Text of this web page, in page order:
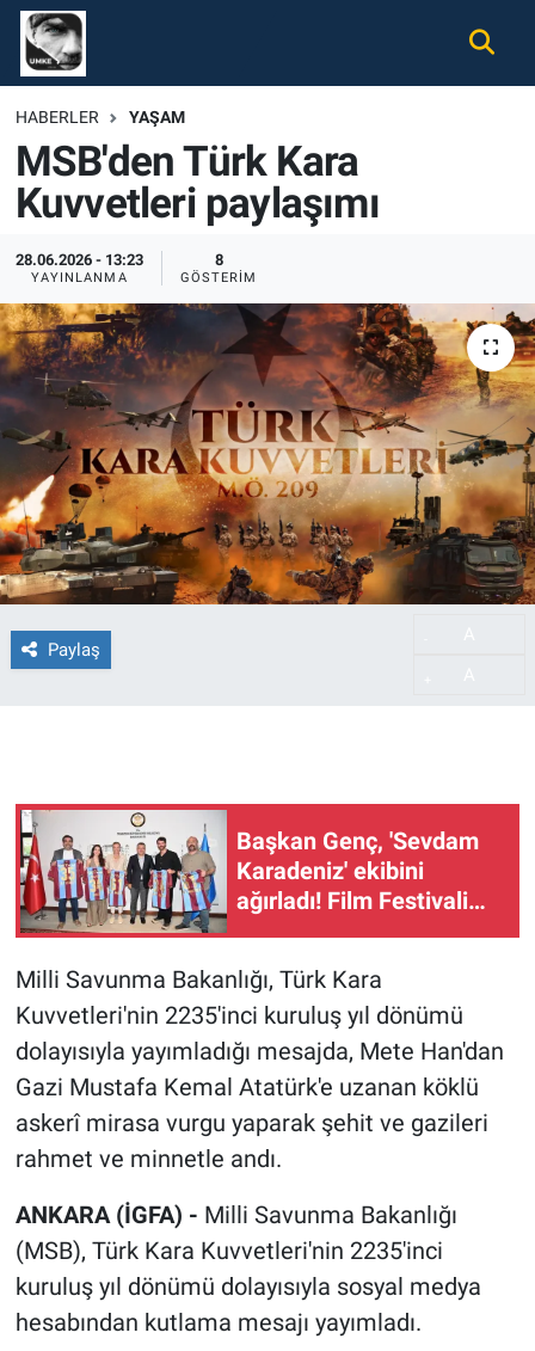
HABERLER YAŞAM
MSB'den Türk Kara
Kuvvetleri paylaşımı
28.06.2026 - 13:23
YAYINLANMA
8
GÖSTERIM
Paylaş
Başkan Genç, 'Sevdam
Karadeniz' ekibini
ağırladı! Film Festivali
Milli Savunma Bakanlığı, Türk Kara
Kuvvetleri'nin 2235'inci kuruluş yıl dönümü
dolayısıyla yayımladığı mesajda, Mete Han'dan
Gazi Mustafa Kemal Atatürk'e uzanan köklü
askerî mirasa vurgu yaparak şehit ve gazileri
rahmet ve minnetle andı.
ANKARA (İGFA) - Milli Savunma Bakanlığı
(MSB), Türk Kara Kuvvetleri'nin 2235'inci
kuruluş yıl dönümü dolayısıyla sosyal medya
hesabından kutlama mesajı yayımladı.
Gündem
Ekonomi
Spor
Magazin
Tüm Haberler
İletişim
Künye
Nöbetçi Eczaneler
Hava Durumu
Namaz Vakitleri
Trafik Durumu
Süper Lig Puan Durumu ve Fikstür
Tüm Manşetler
Son Dakika Haberleri
Haber Arşivi